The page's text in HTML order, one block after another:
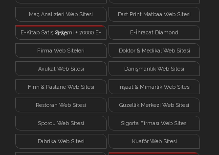
Sistemi
Maç Analizleri Web Sitesi Fast Print Matbaa Web Sitesi
E-Kitap Satış Sistemi + 70000 E-
Kitap
E-İhracat Diamond
Firma Web Siteleri Doktor & Medikal Web Sitesi
Avukat Web Sitesi Danışmanlık Web Sitesi
Fırın & Pastane Web Sitesi İnşaat & Mimarlık Web Sitesi
Restoran Web Sitesi Güzellik Merkezi Web Sitesi
Sporcu Web Sitesi Sigorta Firması Web Sitesi
Fabrika Web Sitesi Kuaför Web Sitesi